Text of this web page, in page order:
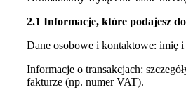
2.1 Informacje, które podajesz
Dane osobowe i kontaktowe: imię i
Informacje o transakcjach:
fakturze (np. numer VAT).